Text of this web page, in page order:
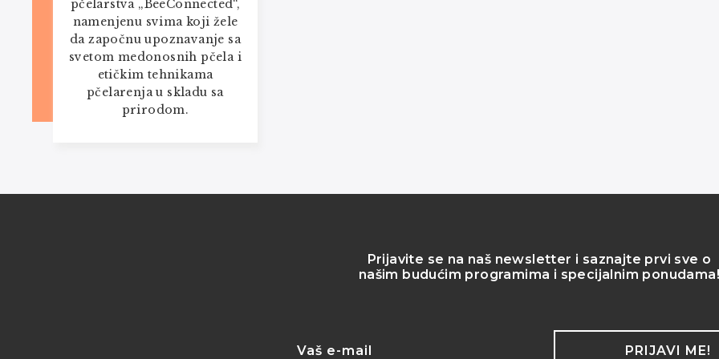
pčelarstva „BeeConnected“,
namenjenu svima koji žele
da započnu upoznavanje sa
svetom medonosnih pčela i
etičkim tehnikama
pčelarenja u skladu sa
prirodom.
Prijavite se na naš newsletter i saznajte prvi sve o
našim budućim programima i specijalnim
PRIJAVI ME!